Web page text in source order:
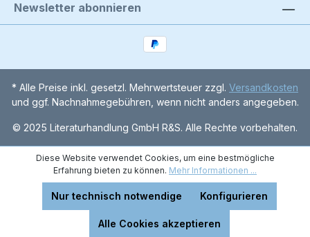
Newsletter abonnieren
* Alle Preise inkl. gesetzl. Mehrwertsteuer zzgl. Versandkosten
und ggf. Nachnahmegebühren, wenn nicht anders angegeben.
© 2025 Literaturhandlung GmbH R&S. Alle Rechte vorbehalten.
Diese Website verwendet Cookies, um eine bestmögliche
Erfahrung bieten zu können. Mehr Informationen ...
Nur technisch notwendige Konfigurieren
Alle Cookies akzeptieren